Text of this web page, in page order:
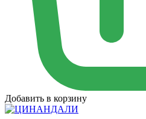
Добавить в корзину